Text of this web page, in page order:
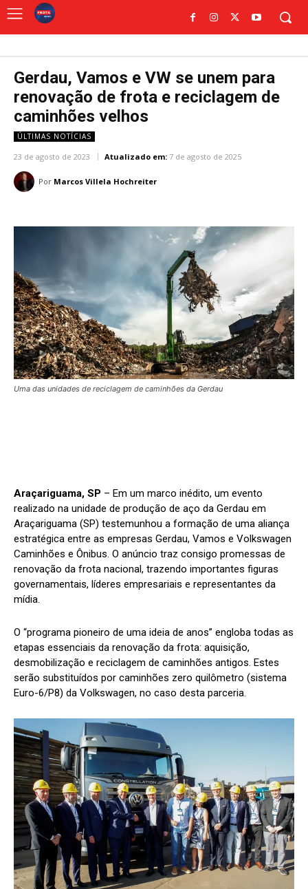
Gerdau, Vamos e VW se unem para
renovação de frota e reciclagem de
caminhões velhos
ÚLTIMAS NOTÍCIAS
23 de agosto de 2023 Atualizado em: 7 de agosto de 2025
Por Marcos Villela Hochreiter
Uma das unidades de reciclagem de caminhões da Gerdau
Araçariguama, SP – Em um marco inédito, um evento
realizado na unidade de produção de aço da Gerdau em
Araçariguama (SP) testemunhou a formação de uma aliança
estratégica entre as empresas Gerdau, Vamos e Volkswagen
Caminhões e Ônibus. O anúncio traz consigo promessas de
renovação da frota nacional, trazendo importantes figuras
governamentais, líderes empresariais e representantes da
mídia.
O “programa pioneiro de uma ideia de anos” engloba todas as
etapas essenciais da renovação da frota: aquisição,
desmobilização e reciclagem de caminhões antigos. Estes
serão substituídos por caminhões zero quilômetro (sistema
Euro-6/P8) da Volkswagen, no caso desta parceria.